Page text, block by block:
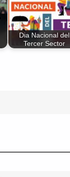
Dia Nacional del
Tercer Sector